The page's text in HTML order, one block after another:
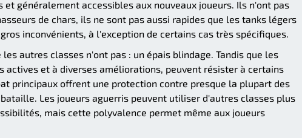
généralement accessibles aux nouveaux joueurs. Ils n'ont pas
de chars, ils ne sont pas aussi rapides que les tanks légers
inconvénients, à l'exception de certains cas très spécifiques.
autres classes n'ont pas : un épais blindage. Tandis que les
actives et à diverses améliorations, peuvent résister à certains
principaux offrent une protection contre presque la plupart des
Les joueurs aguerris peuvent utiliser d'autres classes plus
mais cette polyvalence permet même aux joueurs